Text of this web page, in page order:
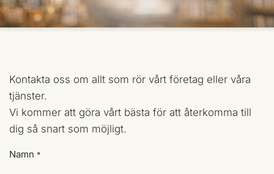
Kontakta oss om allt som rör vårt företag eller våra
tjänster.
Vi kommer att göra vårt bästa för att återkomma till
dig så snart som möjligt.
Namn *